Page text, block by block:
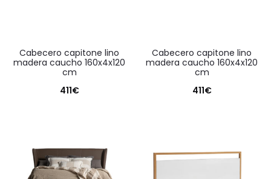
cabecero capitone lino
madera caucho 160x4x120
cm
411€
cabecero capitone lino
madera caucho 160x4x120
cm
411€